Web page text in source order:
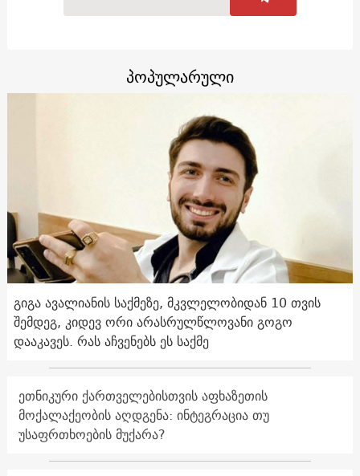
პოპულარული
გიგა ავალიანის საქმეზე, მკვლელობიდან 10 თვის
შემდეგ, კიდევ ორი არასრულწლოვანი გოგო
დააკავეს. რას აჩვენებს ეს საქმე
ეთნიკური ქართველებისთვის აფხაზეთის
მოქალაქეობის აღდგენა: ინტეგრაცია თუ
უსაფრთხოების მუქარა?